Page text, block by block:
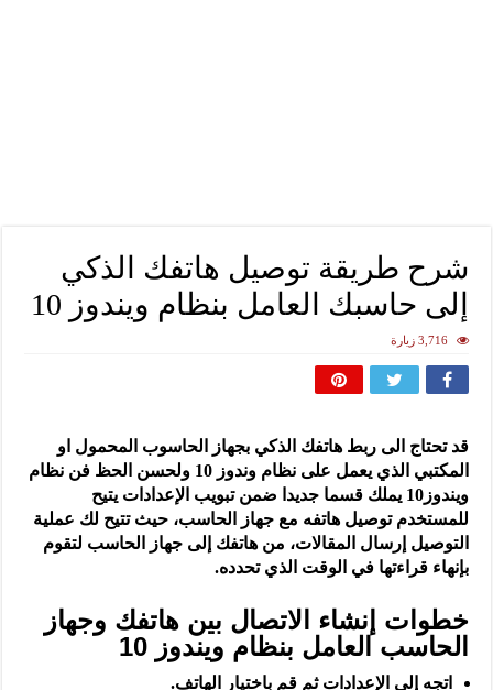
شرح طريقة توصيل هاتفك الذكي
إلى حاسبك العامل بنظام ويندوز 10
3,716 زيارة
قد تحتاج الى ربط هاتفك الذكي بجهاز الحاسوب المحمول او
المكتبي الذي يعمل على نظام وندوز 10 ولحسن الحظ فن نظام
ويندوز10 يملك قسما جديدا ضمن تبويب الإعدادات يتيح
للمستخدم توصيل هاتفه مع جهاز الحاسب، حيث تتيح لك عملية
التوصيل إرسال المقالات، من هاتفك إلى جهاز الحاسب لتقوم
بإنهاء قراءتها في الوقت الذي تحدده.
خطوات إنشاء الاتصال بين هاتفك وجهاز
الحاسب العامل بنظام ويندوز 10
اتجه إلى الإعدادات ثم قم باختيار الهاتف.